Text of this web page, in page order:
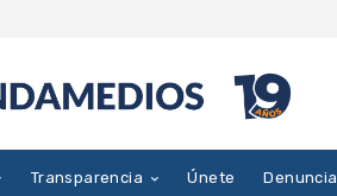
Transparencia Únete Denuncia